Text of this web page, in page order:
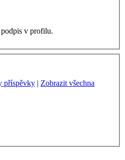
v profilu.
příspěvky | Zobrazit všechna